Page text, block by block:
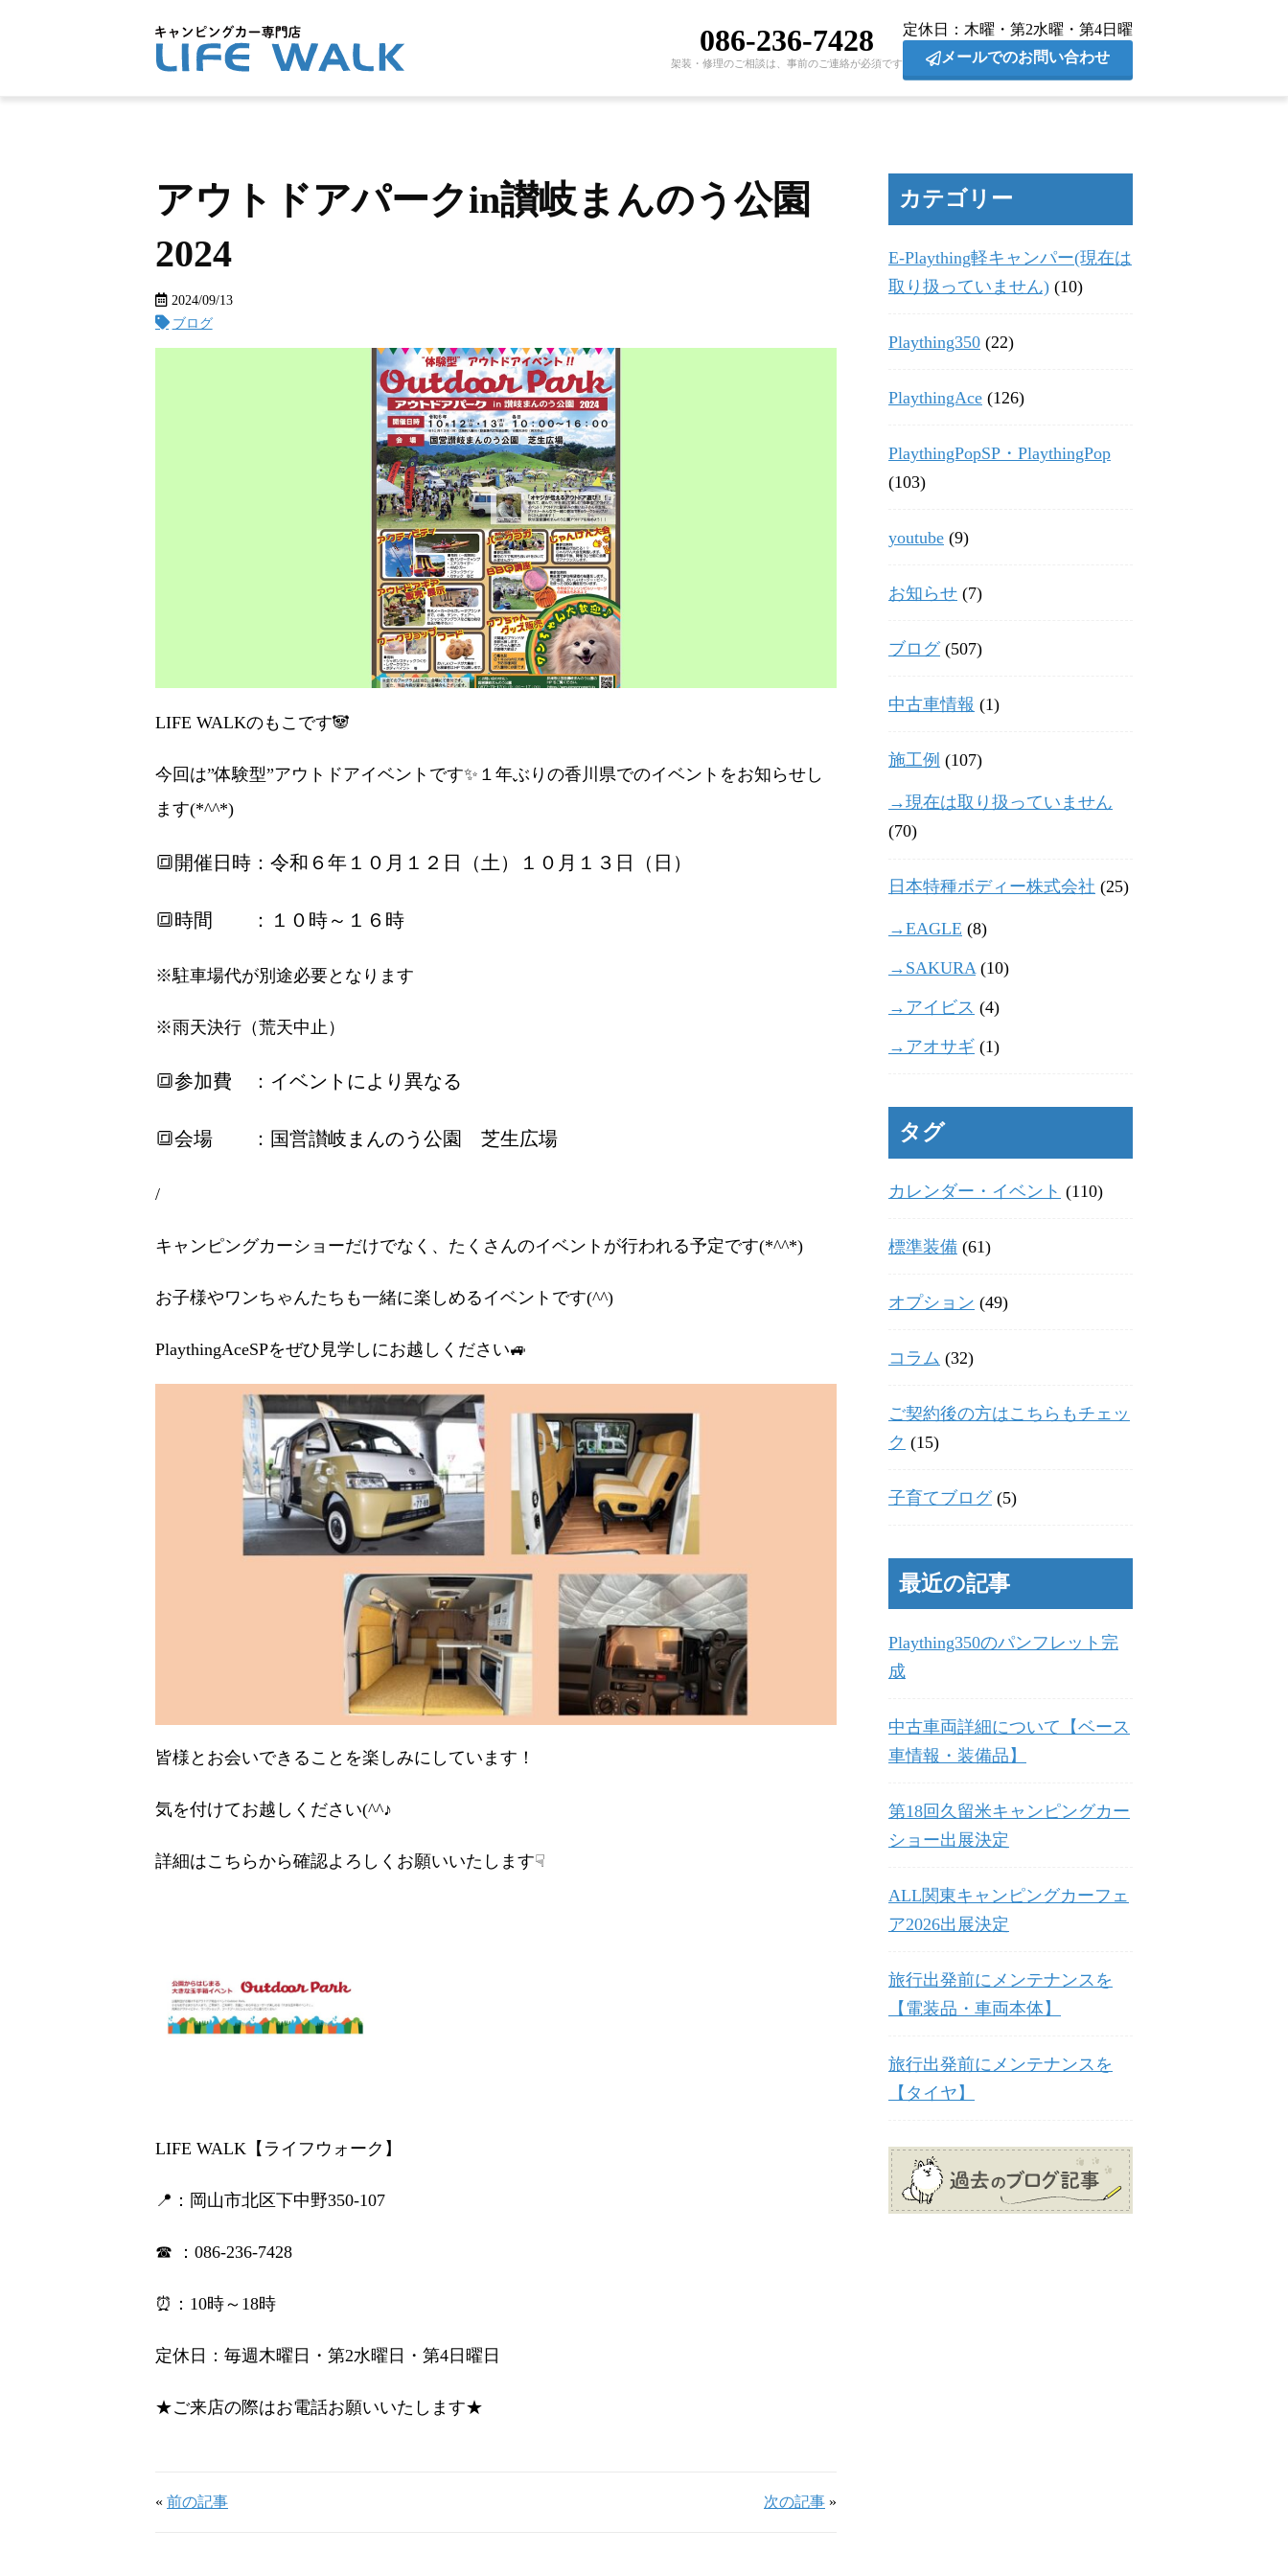
086-236-7428
架装・修理のご相談は、事前のご連絡が必須です
定休日
木曜・第2水曜・第4日曜
メールでのお問い合わせ
アウトドアパークin讃岐まんのう公園
2024
2024/09/13
ブログ
LIFE WALKのもこです🐼
今回は”体験型”アウトドアイベントです✨１年ぶりの香川県でのイベントをお知らせし
ます(*^^*)
🔳開催日時：令和６年１０月１２日（土）１０月１３日（日）
🔳時間 ：１０時～１６時
※駐車場代が別途必要となります
※雨天決行（荒天中止）
🔳参加費 ：イベントにより異なる
🔳会場 ：国営讃岐まんのう公園 芝生広場
/
キャンピングカーショーだけでなく、たくさんのイベントが行われる予定です(*^^*)
お子様やワンちゃんたちも一緒に楽しめるイベントです(^^)
PlaythingAceSPをぜひ見学しにお越しください🚙
皆様とお会いできることを楽しみにしています！
気を付けてお越しください(^^♪
詳細はこちらから確認よろしくお願いいたします☟
LIFE WALK【ライフウォーク】
📍：岡山市北区下中野350-107
☎ ：086-236-7428
⏰：10時～18時
定休日：毎週木曜日・第2水曜日・第4日曜日
★ご来店の際はお電話お願いいたします★
« 前の記事 次の記事 »
カテゴリー
E-Plaything軽キャンパー(現在は
取り扱っていません) (10)
Plaything350 (22)
PlaythingAce (126)
PlaythingPopSP・PlaythingPop
(103)
youtube (9)
お知らせ (7)
ブログ(507)
中古車情報 (1)
施工例 (107)
→現在は取り扱っていません
(70)
日本特種ボディー株式会社 (25)
→EAGLE (8)
→SAKURA(10)
→アイビス (4)
→アオサギ (1)
タグ
カレンダー・イベント (110)
標準装備 (61)
オプション (49)
コラム (32)
ご契約後の方はこちらもチェッ
ク (15)
子育てブログ(5)
最近の記事
Plaything350のパンフレット完
成
中古車両詳細について【ベース
車情報・装備品】
第18回久留米キャンピングカー
ショー出展決定
ALL関東キャンピングカーフェ
ア2026出展決定
旅行出発前にメンテナンスを
【電装品・車両本体】
旅行出発前にメンテナンスを
【タイヤ】